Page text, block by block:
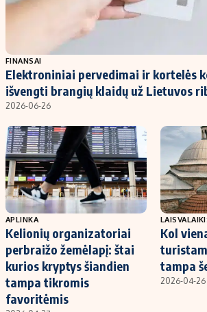
FINANSAI
Elektroniniai pervedimai ir kortelės
išvengti brangių klaidų už Lietuvos
2026-06-26
APLINKA
Kelionių organizatoriai
perbraižo žemėlapį: štai
kurios kryptys šiandien
tampa tikromis
favoritėmis
Kol
tampa
2026-04-26